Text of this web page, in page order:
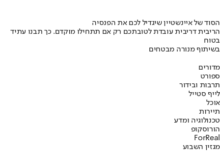
הסוד של איינשטיין שיגדיל לכם את הפנסיה
הריבית דריבית עובדת לטובתכם רק אם תתחילו מוקדם. כך תבנו עתיד
בטוח
בשיתוף מנורה מבטחים
מדורים
ספורט
תרבות ובידור
לייף סטייל
אוכל
תיירות
טכנולוגיה ומדע
הורוסקופ
ForReal
מגזין השבוע